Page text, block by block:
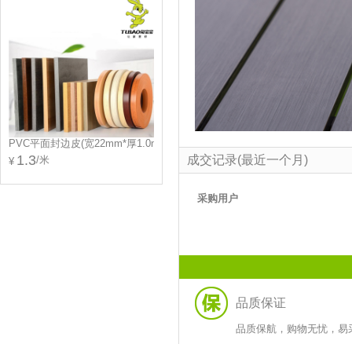
PVC平面封边皮(宽22mm*厚1.0mm)(修边同色)
1.3/米 成交记录(最近一个月)
采购用户
品质保证
品质保航，购物无忧，